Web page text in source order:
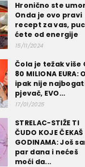
Hronično ste
Onda je ovo pravi
recept za vas,
ćete od energije
15/11/2024
Čola je težak više
80 MILIONA EURA:
ipak nije
pjevač, EVO...
17/01/2025
STRELAC-STIŽE TI
ČUDO KOJE ČEKAŠ
GODINAMA: Još
par dana i nećeš
moći da...